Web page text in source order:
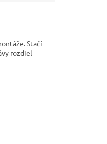
Stačí
rozdiel